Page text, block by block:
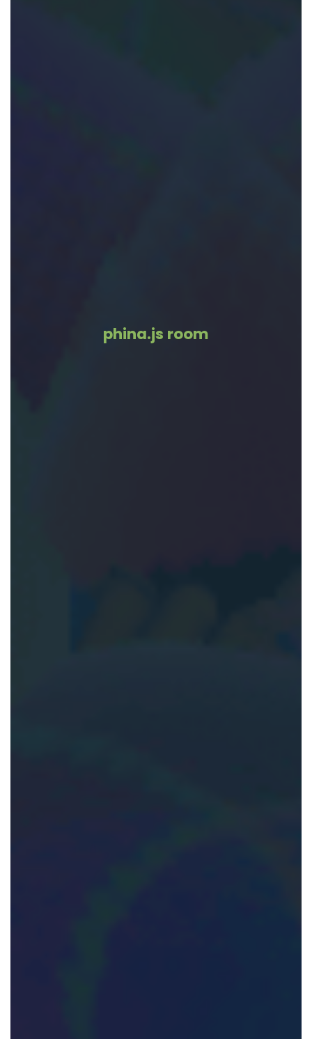
phina.js room